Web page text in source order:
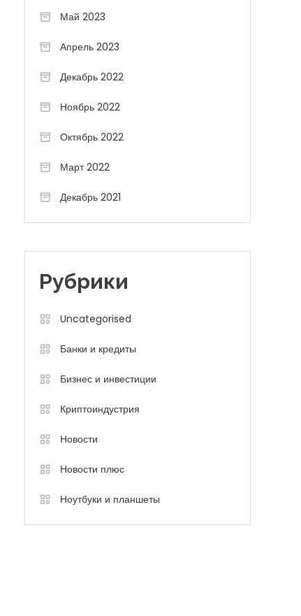
Май 2023
Апрель 2023
Декабрь 2022
Ноябрь 2022
Октябрь 2022
Март 2022
Декабрь 2021
Рубрики
Uncategorised
Банки и кредиты
Бизнес и инвестиции
Криптоиндустрия
Новости
Новости плюс
Ноутбуки и планшеты